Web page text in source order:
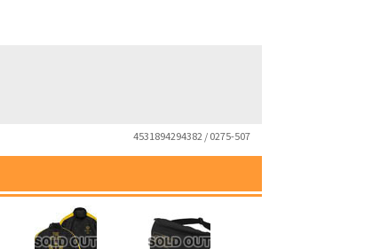
4531894294382 / 0275-507